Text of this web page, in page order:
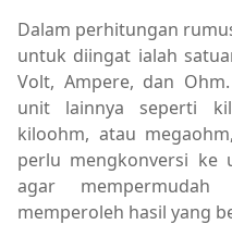
Dalam perhitungan
untuk diingat ialah
Volt, Ampere, dan
unit lainnya seperti
kiloohm, atau
perlu mengkonversi ke
agar
memperoleh hasil yang